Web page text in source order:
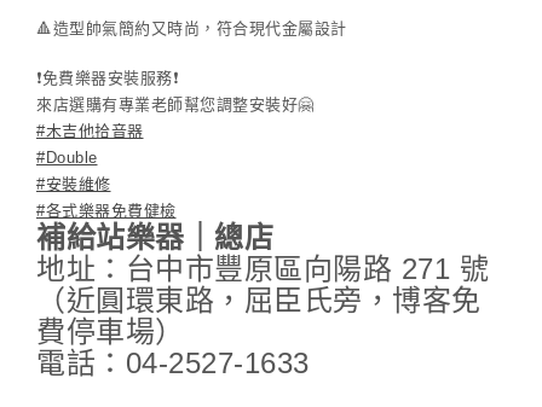
🔺造型帥氣簡約又時尚，符合現代金屬設計
❗️免費樂器安裝服務❗️
來店選購有專業老師幫您調整安裝好🤗
#木吉他拾音器
#Double
#安裝維修
#各式樂器免費健檢
補給站樂器｜總店
地址：台中市豐原區向陽路 271 號
（近圓環東路，屈臣氏旁，博客免
費停車場）
電話：04-2527-1633